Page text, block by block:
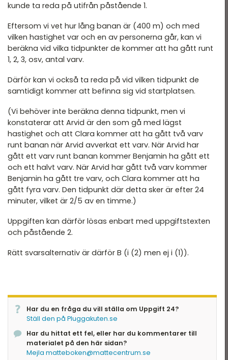
kunde ta reda på utifrån påstående 1.
Eftersom vi vet hur lång banan är (400 m) och med
vilken hastighet var och en av personerna går, kan vi
beräkna vid vilka tidpunkter de kommer att ha gått runt
1, 2, 3, osv, antal varv.
Därför kan vi också ta reda på vid vilken tidpunkt de
samtidigt kommer att befinna sig vid startplatsen.
(Vi behöver inte beräkna denna tidpunkt, men vi
konstaterar att Arvid är den som gå med lägst
hastighet och att Clara kommer att ha gått två varv
runt banan när Arvid avverkat ett varv. När Arvid har
gått ett varv runt banan kommer Benjamin ha gått ett
och ett halvt varv. När Arvid har gått två varv kommer
Benjamin ha gått tre varv, och Clara kommer att ha
gått fyra varv. Den tidpunkt där detta sker är efter 24
minuter, vilket är 2/5 av en timme.)
Uppgiften kan därför lösas enbart med uppgiftstexten
och påstående 2.
Rätt svarsalternativ är därför B (i (2) men ej i (1)).
Har du en fråga du vill ställa om Uppgift 24?
Ställ den på Pluggakuten.se
Har du hittat ett fel, eller har du kommentarer till
materialet på den här sidan?
Mejla matteboken@mattecentrum.se